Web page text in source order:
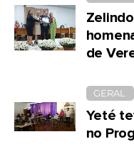
de
GERAL
Yeté
no